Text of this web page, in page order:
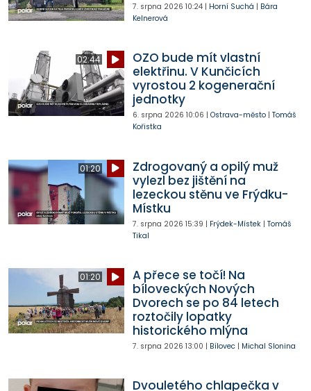
7. srpna 2026 10:24| Horní Suchá | Bára
Kelnerová
02:44
OZO bude mít vlastní
elektřinu. V Kunčicích
vyrostou 2 kogenerační
jednotky
6. srpna 2026 10:06 | Ostrava-město| Tomáš
Kořistka
01:20
Zdrogovaný a opilý muž
vylezl bez jištění na
lezeckou stěnu ve Frýdku-
Místku
7. srpna 2026 15:39 | Frýdek-Místek| Tomáš
Tikal
01:20
A přece se točí! Na
bíloveckých Nových
Dvorech se po 84 letech
roztočily lopatky
historického mlýna
7. srpna 2026 13:00 | Bílovec| Michal Slonina
Dvouletého chlapečka v